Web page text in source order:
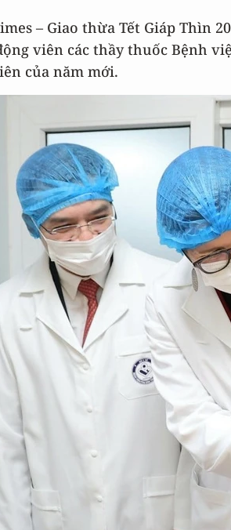
– Giao thừa Tết Giáp Thìn
viên các thầy thuốc Bệnh
của năm mới.